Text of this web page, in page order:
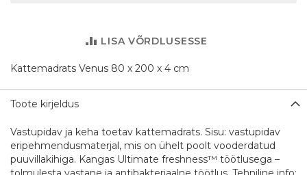
LISA VÕRDLUSESSE
Kattemadrats Venus 80 x 200 x 4 cm
Toote kirjeldus
Vastupidav ja keha toetav kattemadrats. Sisu: vastupidav
eripehmendusmaterjal, mis on ühelt poolt vooderdatud
puuvillakihiga. Kangas Ultimate freshness™ töötlusega –